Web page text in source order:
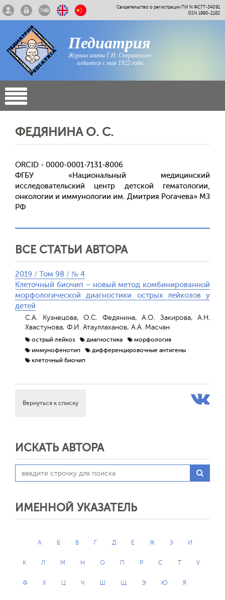
Свидетельство о регистрации ПИ N ФС77-34091
ISSN 1990-2182
Педиатрия
Журнал имени Г.Н. Сперанского
издается с мая 1922 года
ФЕДЯНИНА О. С.
ORCID - 0000-0001-7131-8006
ФГБУ «Национальный медицинский
исследовательский центр детской гематологии,
онкологии и иммунологии им. Дмитрия Рогачева» МЗ
РФ
ВСЕ СТАТЬИ АВТОРА
2019 / Том 98 / № 4
Клеточный биочип – новый метод комбинированной
морфологической диагностики острых лейкозов у
детей
С.А. Кузнецова, О.С. Федянина, А.О. Закирова, А.Н.
Хвастунова, Ф.И. Атауллаханов, А.А. Масчан
острый лейкоз диагностика
морфология
иммунофенотип
дифференцировочные антигены
клеточный биочип
Вернуться к списку
ИСКАТЬ АВТОРА
ИМЕННОЙ УКАЗАТЕЛЬ
А Б В Г Д Е Ж З И
К Л М Н О П Р С Т У
Ф Х Ц Ч Ш Щ Э Ю Я